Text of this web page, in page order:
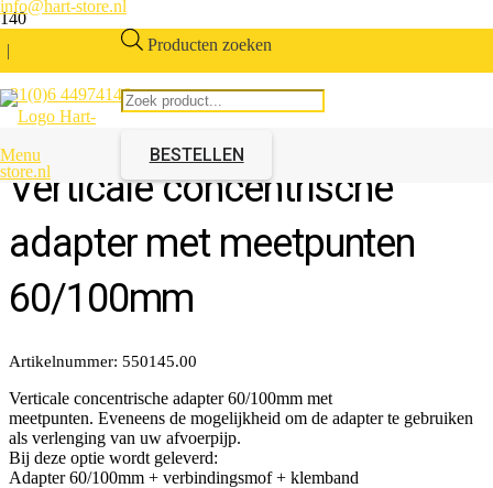
info@hart-store.nl
|
+31(0)6 44974146
Producten zoeken
BESTELLEN
Menu
Verticale concentrische
adapter met meetpunten
60/100mm
Artikelnummer: 550145.00
Verticale concentrische adapter 60/100mm met
meetpunten. Eveneens de mogelijkheid om de adapter te gebruiken
als verlenging van uw afvoerpijp.
Bij deze optie wordt geleverd:
Adapter 60/100mm + verbindingsmof + klemband